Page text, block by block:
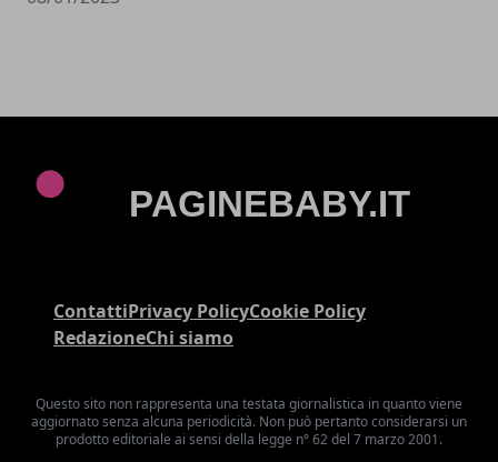
ContattiPrivacy PolicyCookie Policy
RedazioneChi siamo
Questo sito non rappresenta una testata giornalistica in quanto viene
aggiornato senza alcuna periodicità. Non può pertanto considerarsi un
prodotto editoriale ai sensi della legge n° 62 del 7 marzo 2001.